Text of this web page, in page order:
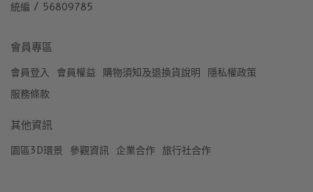
統編 / 56809785
會員專區
會員登入
會員權益 購物須知及退換貨說明
隱私權政策
服務條款
其他資訊
園區3D環景
參觀資訊 企業合作 旅行社合作